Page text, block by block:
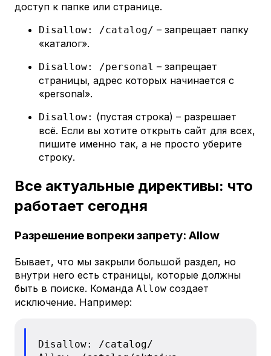
доступ к папке или странице.
Disallow: /catalog/ – запрещает папку
«каталог».
Disallow: /personal – запрещает
страницы, адрес которых начинается с
«personal».
Disallow: (пустая строка) – разрешает
всё. Если вы хотите открыть сайт для всех,
пишите именно так, а не просто уберите
строку.
Все актуальные директивы: что
работает сегодня
Разрешение вопреки запрету: Allow
Бывает, что мы закрыли большой раздел, но
внутри него есть страницы, которые должны
быть в поиске. Команда Allow создает
исключение. Например:
Disallow: /catalog/